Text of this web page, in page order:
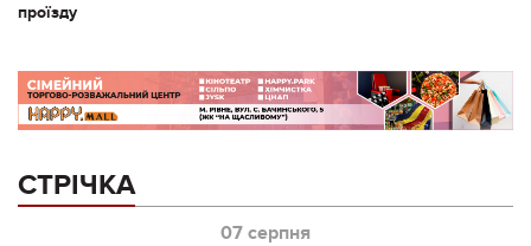
проїзду
СТРІЧКА
07 серпня